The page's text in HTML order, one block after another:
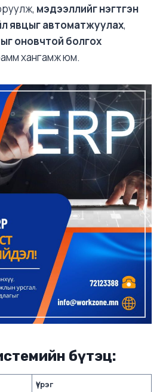
мэдээллийг нэгтгэн
явцыг автоматжуулах,
оновчтой болгох
хангамж юм.
бүтэц:
Үүрэг